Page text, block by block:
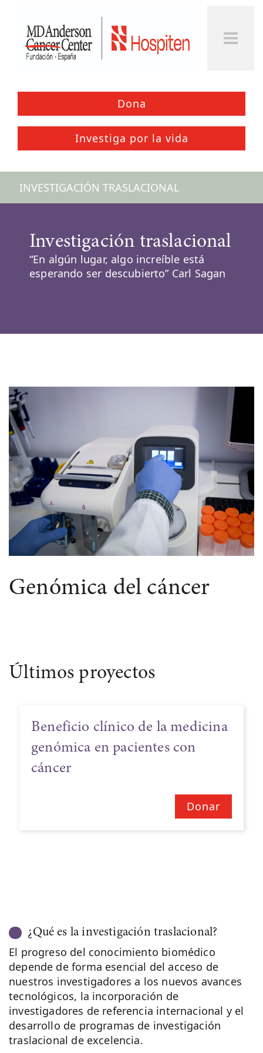
Dona
Investiga por la vida
INVESTIGACIÓN TRASLACIONAL
Investigación traslacional
“En algún lugar, algo increíble está
esperando ser descubierto” Carl Sagan
Genómica del cáncer
Últimos proyectos
Beneficio clínico de la medicina
genómica en pacientes con
cáncer
Donar
¿Qué es la investigación traslacional?
El progreso del conocimiento biomédico
depende de forma esencial del acceso de
nuestros investigadores a los nuevos avances
tecnológicos, la incorporación de
investigadores de referencia internacional y el
desarrollo de programas de investigación
traslacional de excelencia.